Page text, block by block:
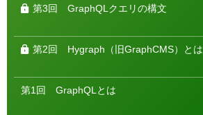
第3回 GraphQLクエリの構文
第2回 Hygraph（旧GraphCMS）とは
第1回 GraphQLとは